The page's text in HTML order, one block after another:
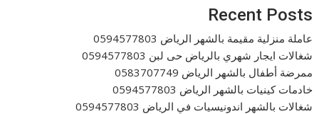
Recent Posts
عاملة منزلية مقيمة بالشهر الرياض 0594577803
شغالات ايجار شهري بالرياض حى لبن 0594577803
ممرضة أطفال بالشهر الرياض 0583707749
خادمات كينيات بالشهر الرياض 0594577803
شغالات بالشهر اندونيسيات في الرياض 0594577803